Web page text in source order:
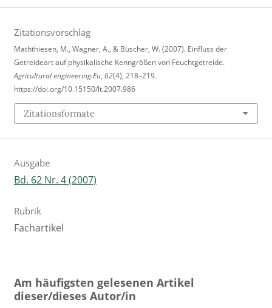
Zitationsvorschlag
Maththiesen, M., Wagner, A., & Büscher, W. (2007). Einfluss der
Getreideart auf physikalische Kenngrößen von Feuchtgetreide.
Agricultural engineering.Eu, 62(4), 218–219.
https://doi.org/10.15150/lt.2007.986
Zitationsformate
Ausgabe
Bd. 62 Nr. 4 (2007)
Rubrik
Fachartikel
Am häufigsten gelesenen Artikel
dieser/dieses Autor/in